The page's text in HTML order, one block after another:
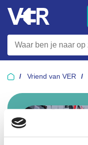
Vriend van VER